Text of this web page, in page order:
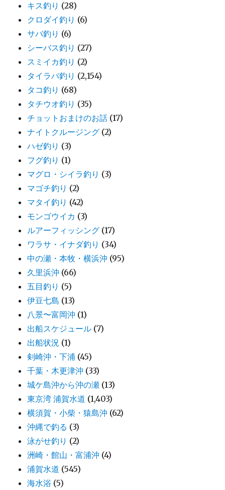
キス釣り (28)
クロダイ釣り (6)
サバ釣り (6)
シーバス釣り (27)
スミイカ釣り (2)
タイラバ釣り (2,154)
タコ釣り (68)
タチウオ釣り (35)
チョットおまけのお話 (17)
ナイトクルージング (2)
ハゼ釣り (3)
フグ釣り (1)
マグロ・シイラ釣り (3)
マゴチ釣り (2)
マタイ釣り (42)
モンゴウイカ (3)
ルアーフィッシング (17)
ワラサ・イナダ釣り (34)
中の瀬・本牧・横浜沖 (95)
久里浜沖 (66)
五目釣り (5)
伊豆七島 (13)
八景〜富岡沖 (1)
出船スケジュール (7)
出船状況 (1)
剣崎沖・下浦 (45)
千葉・木更津沖 (33)
城ケ島沖から沖の瀬 (13)
東京湾 浦賀水道 (1,403)
横須賀・小柴・猿島沖 (62)
沖縄で釣る (3)
泳がせ釣り (2)
洲崎・館山・富浦沖 (4)
浦賀水道 (545)
海水浴 (5)